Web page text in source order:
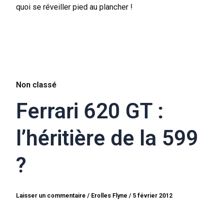
quoi se réveiller pied au plancher !
Non classé
Ferrari 620 GT :
l’héritière de la 599
?
Laisser un commentaire / Erolles Flyne/5 février 2012